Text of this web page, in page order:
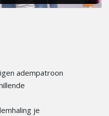
adempatroon
je